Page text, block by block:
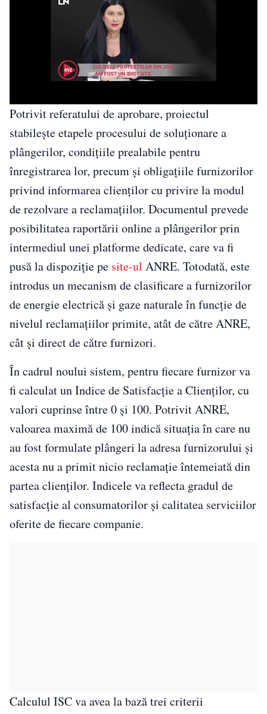
Potrivit referatului de aprobare, proiectul
stabilește etapele procesului de soluționare a
plângerilor, condițiile prealabile pentru
înregistrarea lor, precum și obligațiile furnizorilor
privind informarea clienților cu privire la modul
de rezolvare a reclamațiilor. Documentul prevede
posibilitatea raportării online a plângerilor prin
intermediul unei platforme dedicate, care va fi
pusă la dispoziție pe site-ul ANRE. Totodată, este
introdus un mecanism de clasificare a furnizorilor
de energie electrică și gaze naturale în funcție de
nivelul reclamațiilor primite, atât de către ANRE,
cât și direct de către furnizori.
În cadrul noului sistem, pentru fiecare furnizor va
fi calculat un Indice de Satisfacție a Clienților, cu
valori cuprinse între 0 și 100. Potrivit ANRE,
valoarea maximă de 100 indică situația în care nu
au fost formulate plângeri la adresa furnizorului și
acesta nu a primit nicio reclamație întemeiată din
partea clienților. Indicele va reflecta gradul de
satisfacție al consumatorilor și calitatea serviciilor
oferite de fiecare companie.
Calculul ISC va avea la bază trei criterii